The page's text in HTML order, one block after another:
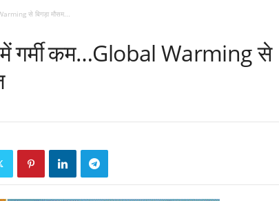
से बिगड़ा मौसम...
में गर्मी कम…Global Warming से